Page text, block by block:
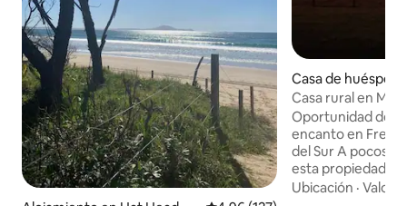
Casa de
erickton
Casa rural en
Oportunidad de
encanto en
del Sur A pocos minutos de la autopista,
esta propiedad
espacio con la
Ubicación ·Valor